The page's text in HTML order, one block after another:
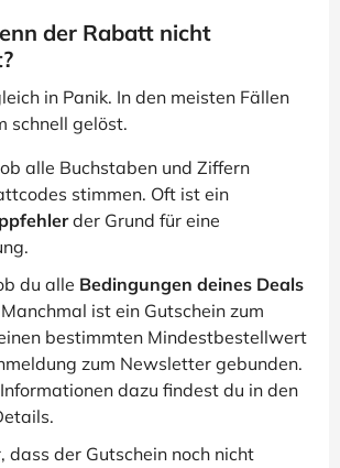
der Rabatt nicht
in Panik. In den meisten Fällen
schnell gelöst.
alle Buchstaben und Ziffern
stimmen. Oft ist ein
der Grund für eine
du alle Bedingungen deines Deals
ist ein Gutschein zum
bestimmten Mindestbestellwert
zum Newsletter gebunden.
dazu findest du in den
dass der Gutschein noch nicht